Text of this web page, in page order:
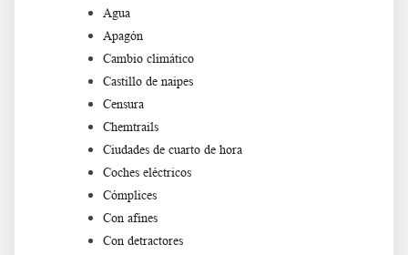
Agua
Apagón
Cambio climático
Castillo de naipes
Censura
Chemtrails
Ciudades de cuarto de hora
Coches eléctricos
Cómplices
Con afines
Con detractores